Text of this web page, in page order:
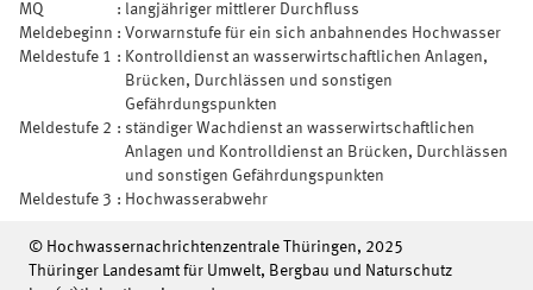
MQ
: langjähriger mittlerer Durchfluss
Meldebeginn : Vorwarnstufe für ein sich anbahnendes Hochwasser
Meldestufe 1 : Kontrolldienst an wasserwirtschaftlichen Anlagen,
Brücken, Durchlässen und sonstigen
Gefährdungspunkten
Meldestufe 2 : ständiger Wachdienst an wasserwirtschaftlichen
Anlagen und Kontrolldienst an Brücken, Durchlässen
und sonstigen Gefährdungspunkten
Meldestufe 3 : Hochwasserabwehr
© Hochwassernachrichtenzentrale Thüringen, 2025
Thüringer Landesamt für Umwelt, Bergbau und Naturschutz